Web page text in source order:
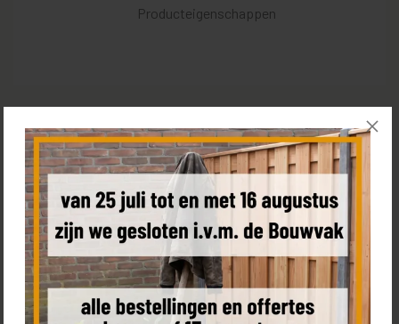
Producteigenschappen
Een schutting van SCHUTTING.nl
De basis maken van jouw ideale tuin is onze passie en daar
werken wij al jaren hard aan. Onze tuinschermen worden met
passie vervaardigd in onze eigen productie hal en de materialen
soorten wij met zorg uit. Of je nu een groot of klein budget
hebt, een enorme tuin of een postzegel, wij hebben voor iedere